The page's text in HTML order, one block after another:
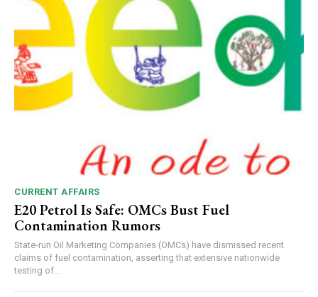
CURRENT AFFAIRS
E20 Petrol Is Safe: OMCs Bust Fuel
Contamination Rumors
State-run Oil Marketing Companies (OMCs) have dismissed recent
claims of fuel contamination, asserting that extensive nationwide
testing of...